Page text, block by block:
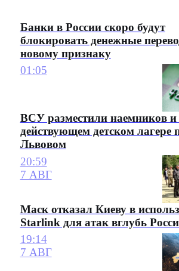
Банки в России скоро будут
блокировать денежные
новому признаку
01:05
ВСУ разместили наемников и
действующем детском лагере
Львовом
20:59
7 АВГ
Маск отказал Киеву в
Starlink для атак вглубь
19:14
7 АВГ